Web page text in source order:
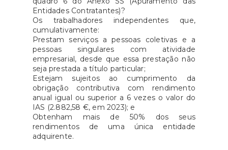
Entidades Contratantes)?
Os trabalhadores independentes que,
cumulativamente:
Prestam serviços a pessoas coletivas e a
pessoas singulares com atividade
empresarial, desde que essa prestação não
seja prestada a título particular;
Estejam sujeitos ao cumprimento da
obrigação contributiva com rendimento
anual igual ou superior a 6 vezes o valor do
IAS (2.882,58 €, em 2023); e
Obtenham mais de 50% dos seus
rendimentos de uma única entidade
adquirente.